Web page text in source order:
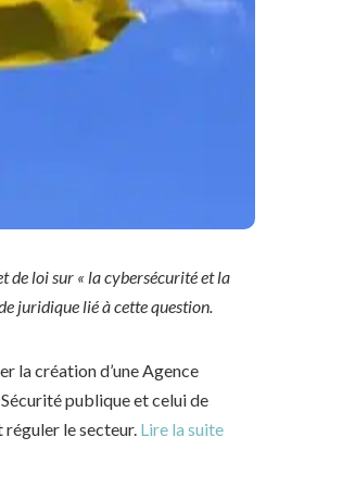
de loi sur « la cybersécurité et la
juridique lié à cette question.
la création d’une Agence
publique et celui de
réguler le secteur. Lire la suite